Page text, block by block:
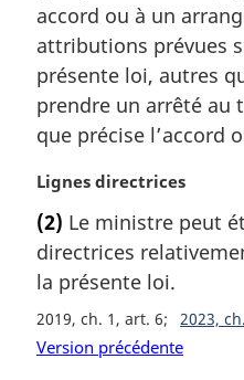
accord ou à un
attributions prévues
présente loi, autres
prendre un arrêté au
que précise l’accord
N
t
e
m
r
g
Lignes directrices
(2) Le ministre peut
directrices
la présente loi.
2019, ch. 1, art. 6 2023,
Version précédente